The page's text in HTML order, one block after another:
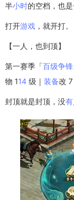
半小时的空档，也
打开游戏 ，就开打。
【一人，也到顶】
第一赛季「百级争锋
物 114 级｜ 装备改 7
封顶就是封顶，没有